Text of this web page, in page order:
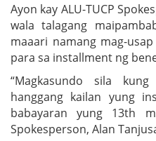
Ayon kay ALU-TUCP
wala talagang
maaari namang mag-
para sa installment ng
“Magkasundo sila
hanggang kailan yung
babayaran yung 13th
Spokesperson, Alan